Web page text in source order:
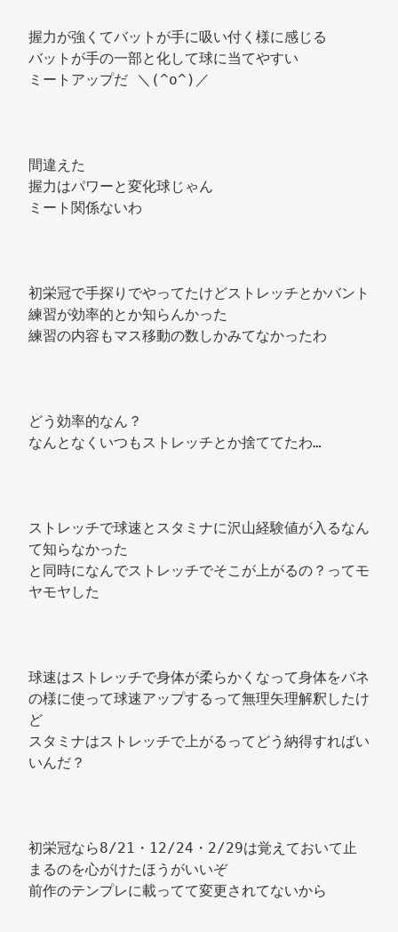
握力が強くてバットが手に吸い付く様に感じる
バットが手の一部と化して球に当てやすい
ミートアップだ ＼(^o^)／
間違えた
握力はパワーと変化球じゃん
ミート関係ないわ
初栄冠で手探りでやってたけどストレッチとかバント
練習が効率的とか知らんかった
練習の内容もマス移動の数しかみてなかったわ
どう効率的なん？
なんとなくいつもストレッチとか捨ててたわ…
ストレッチで球速とスタミナに沢山経験値が入るなん
て知らなかった
と同時になんでストレッチでそこが上がるの？ってモ
ヤモヤした
球速はストレッチで身体が柔らかくなって身体をバネ
の様に使って球速アップするって無理矢理解釈したけ
ど
スタミナはストレッチで上がるってどう納得すればい
いんだ？
初栄冠なら8/21・12/24・2/29は覚えておいて止
まるのを心がけたほうがいいぞ
前作のテンプレに載ってて変更されてないから